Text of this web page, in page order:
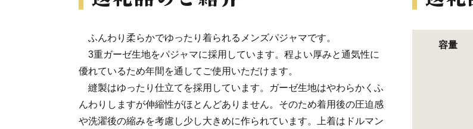
ふんわり柔らかでゆったり着られるメンズパジャマです。
3重ガーゼ生地をパジャマに採用しています。程よい厚みと通気性に
優れているため年間を通してご使用いただけます。
縫製はゆったり仕立てを採用しています。ガーゼ生地はやわらかくふ
んわりしますが伸縮性がほとんどありません。そのため着用後の圧迫感
や洗濯後の縮みを考慮し少し大きめに作られています。上着はドルマン
容量